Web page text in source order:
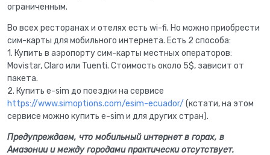
ограниченным.
Во всех ресторанах и отелях есть wi-fi. Но можно приобрести
сим-карты для мобильного интернета. Есть 2 способа:
1. Купить в аэропорту сим-карты местных операторов:
Movistar, Claro или Tuenti. Стоимость около 5$, зависит от
пакета.
2. Купить e-sim до поездки на сервисе
https://www.simoptions.com/esim-ecuador/ (кстати, на этом
сервисе можно купить e-sim и для других стран).
Предупреждаем, что мобильный интернет в горах, в
Амазонии и между городами практически отсутствует.